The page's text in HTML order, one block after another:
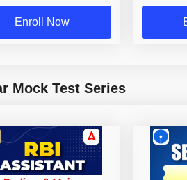
Enroll Now
Mock Test Series